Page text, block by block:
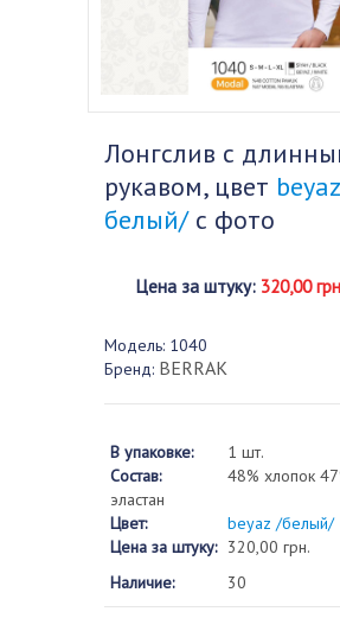
Лонгслив с
рукавом, цвет
белый/с фото
Цена за штуку: 320,00
Модель: 1040
Бренд: BERRAK
В упаковке:
1 шт.
Состав:
48% хлопок
эластан
Цвет:
beyaz /белый/
Цена за штуку: 320,00 грн.
Наличие:
30